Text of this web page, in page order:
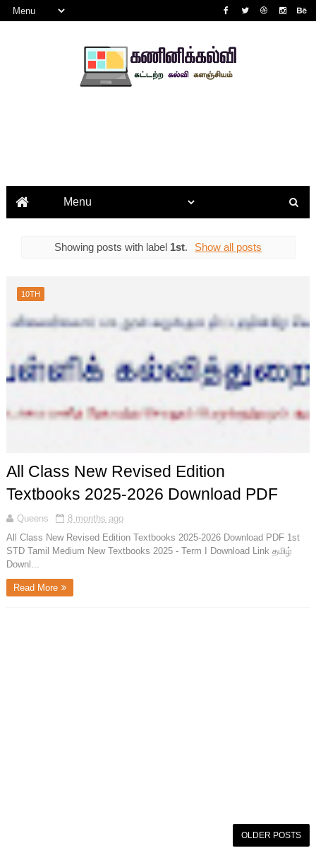
Showing posts with label 1st. Show all posts
10TH
All Class New Revised‌ ‌Edition‌
Textbooks 2025-2026 Download PDF
Queens
8 months ago
All Class New Revised‌ ‌Edition‌ Textbooks 2025-2026 Download PDF 1st
STD Tamil Medium New Textbooks 2025 - Term I Download Link தமிழ்
Downl...
Read More
OLDER POSTS